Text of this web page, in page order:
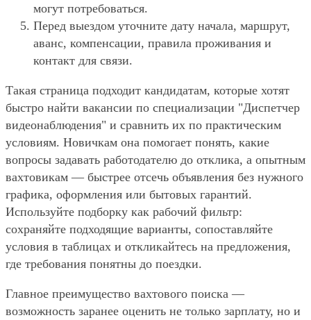
могут потребоваться.
Перед выездом уточните дату начала, маршрут,
аванс, компенсации, правила проживания и
контакт для связи.
Такая страница подходит кандидатам, которые хотят
быстро найти вакансии по специализации "Диспетчер
видеонаблюдения" и сравнить их по практическим
условиям. Новичкам она помогает понять, какие
вопросы задавать работодателю до отклика, а опытным
вахтовикам — быстрее отсечь объявления без нужного
графика, оформления или бытовых гарантий.
Используйте подборку как рабочий фильтр:
сохраняйте подходящие варианты, сопоставляйте
условия в таблицах и откликайтесь на предложения,
где требования понятны до поездки.
Главное преимущество вахтового поиска —
возможность заранее оценить не только зарплату, но и